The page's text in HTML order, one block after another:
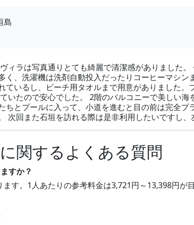
島
ィラは写真通りとても綺麗で清潔感がありました
、洗濯機は洗剤自動投入だったりコーヒーマシン
いるし、ビーチ用タオルまで用意がありました
いたので安心でした。 2階のバルコニーで美しい
とプールに入って、小道を進むと目の前は完全
回また石垣を訪れる際は是非利用したいですし、
関するよくある質問
すか？
す。1人あたりの参考料金は3,721円～13,398円が